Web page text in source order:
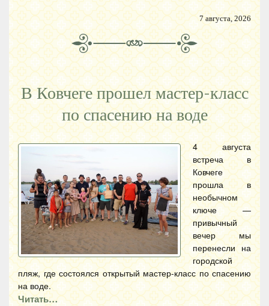
7 августа, 2026
В Ковчеге прошел мастер-класс
по спасению на воде
4 августа
встреча в
Ковчеге
прошла в
необычном
ключе —
привычный
вечер мы
перенесли на
городской
пляж, где состоялся открытый мастер-класс по спасению
на воде.
Читать…